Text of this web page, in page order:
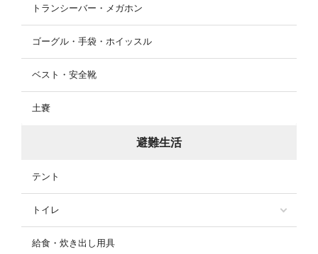
トランシーバー・メガホン
ゴーグル・手袋・ホイッスル
ベスト・安全靴
土嚢
避難生活
テント
トイレ
給食・炊き出し用具